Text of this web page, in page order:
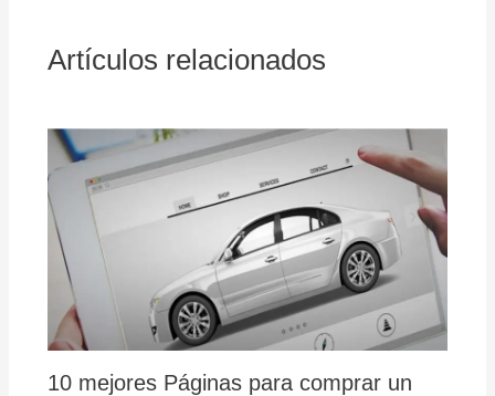
Artículos relacionados
10 mejores Páginas para comprar un